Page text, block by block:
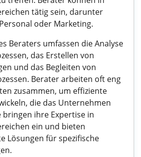
tätig sein, darunter
oder Marketing.
Beraters umfassen die Analyse
das Erstellen von
und das Begleiten von
Berater arbeiten oft eng
zusammen, um effiziente
die das Unternehmen
bringen ihre Expertise in
ein und bieten
Lösungen für spezifische